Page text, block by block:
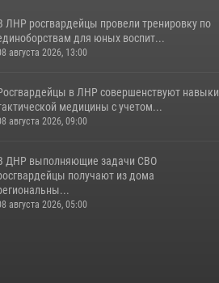
ЛНР росгвардейцы провели тренировку по
для юных воспит...
августа 2026, 13:00
в ЛНР совершенствуют навыки
медицины с учетом...
августа 2026, 09:00
ДНР выполняющие задачи СВО
получают из дома
августа 2026, 05:00